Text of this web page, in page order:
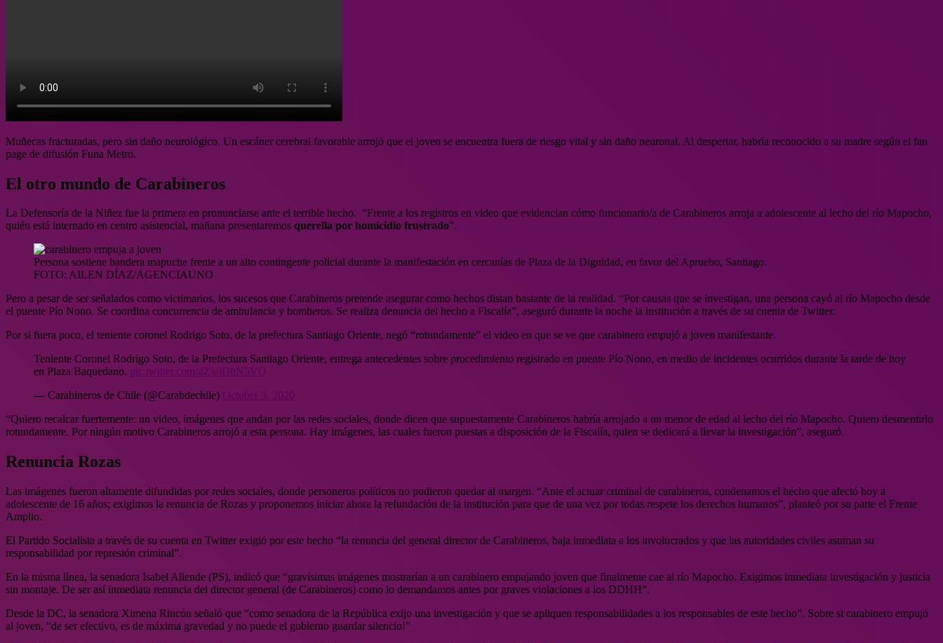
Muñecas fracturadas, pero sin daño neurológico. Un escáner cerebral favorable arrojó que el joven se encuentra fuera de riesgo vital y sin daño neuronal. Al despertar, habría reconocido a su madre según el fan
page de difusión Funa Metro.
El otro mundo de Carabineros
La Defensoría de la Niñez fue la primera en pronunciarse ante el terrible hecho. “Frente a los registros en video que evidencian cómo funcionario/a de Carabineros arroja a adolescente al lecho del río Mapocho,
quién está internado en centro asistencial, mañana presentaremos querella por homicidio frustrado”.
Persona sostiene bandera mapuche frente a un alto contingente policial durante la manifestación en cercanías de Plaza de la Dignidad, en favor del Apruebo, Santiago.
FOTO: AILEN DÍAZ/AGENCIAUNO
Pero a pesar de ser señalados como victimarios, los sucesos que Carabineros pretende asegurar como hechos distan bastante de la realidad. “Por causas que se investigan, una persona cayó al río Mapocho desde
el puente Pío Nono. Se coordina concurrencia de ambulancia y bomberos. Se realiza denuncia del hecho a Fiscalía”, aseguró durante la noche la institución a través de su cuenta de Twitter.
Por si fuera poco, el teniente coronel Rodrigo Soto, de la prefectura Santiago Oriente, negó “rotundamente” el video en que se ve que carabinero empujó a joven manifestante.
Teniente Coronel Rodrigo Soto, de la Prefectura Santiago Oriente, entrega antecedentes sobre procedimiento registrado en puente Pío Nono, en medio de incidentes ocurridos durante la tarde de hoy
en Plaza Baquedano.
— Carabineros de Chile (@Carabdechile)
“Quiero recalcar fuertemente: un video, imágenes que andan por las redes sociales, donde dicen que supuestamente Carabineros habría arrojado a un menor de edad al lecho del río Mapocho. Quiero desmentirlo
rotundamente. Por ningún motivo Carabineros arrojó a esta persona. Hay imágenes, las cuales fueron puestas a disposición de la Fiscalía, quien se dedicará a llevar la investigación”, aseguró.
Renuncia Rozas
Las imágenes fueron altamente difundidas por redes sociales, donde personeros políticos no pudieron quedar al margen. “Ante el actuar criminal de carabineros, condenamos el hecho que afectó hoy a
adolescente de 16 años; exigimos la renuncia de Rozas y proponemos iniciar ahora la refundación de la institución para que de una vez por todas respete los derechos humanos”, planteó por su parte el Frente
Amplio.
El Partido Socialista a través de su cuenta en Twitter exigió por este hecho “la renuncia del general director de Carabineros, baja inmediata a los involucrados y que las autoridades civiles asuman su
responsabilidad por represión criminal”.
En la misma línea, la senadora Isabel Allende (PS), indicó que “gravísimas imágenes mostrarían a un carabinero empujando joven que finalmente cae al río Mapocho. Exigimos inmediata investigación y justicia
sin montaje. De ser así inmediata renuncia del director general (de Carabineros) como lo demandamos antes por graves violaciones a los DDHH”.
Desde la DC, la senadora Ximena Rincón señaló que “como senadora de la República exijo una investigación y que se apliquen responsabilidades a los responsables de este hecho”. Sobre si carabinero empujó
al joven, “de ser efectivo, es de máxima gravedad y no puede el gobierno guardar silencio!”